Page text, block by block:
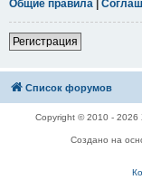
Общие правила
Регистрация
Список форумов
Copyright © 2010 - 2026
Создано на